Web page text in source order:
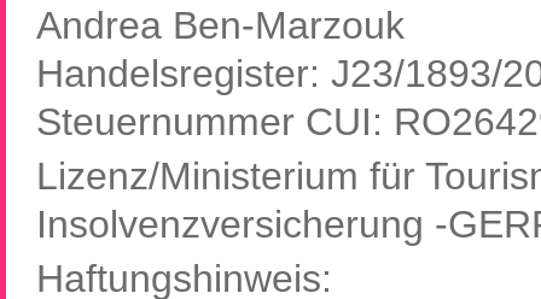
Andrea Ben-Marzouk
Handelsregister: J23/1893/
Steuernummer CUI:
Lizenz/Ministerium für
Insolvenzversicherung -
Haftungshinweis: